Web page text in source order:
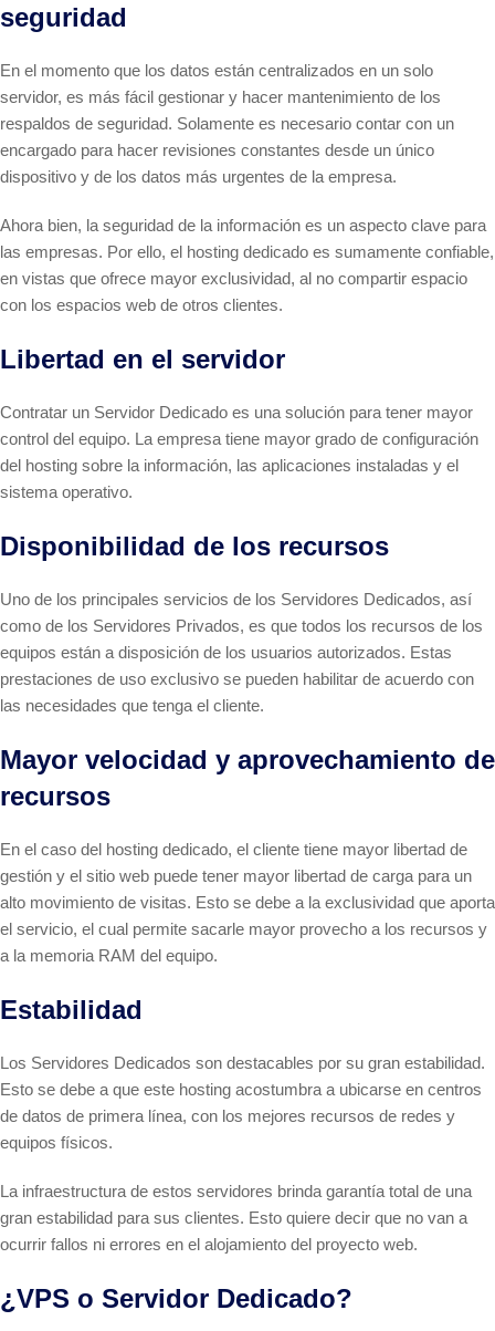
seguridad
En el momento que los datos están centralizados en un solo
servidor, es más fácil gestionar y hacer mantenimiento de los
respaldos de seguridad. Solamente es necesario contar con un
encargado para hacer revisiones constantes desde un único
dispositivo y de los datos más urgentes de la empresa.
Ahora bien, la seguridad de la información es un aspecto clave para
las empresas. Por ello, el hosting dedicado es sumamente confiable,
en vistas que ofrece mayor exclusividad, al no compartir espacio
con los espacios web de otros clientes.
Libertad en el servidor
Contratar un Servidor Dedicado es una solución para tener mayor
control del equipo. La empresa tiene mayor grado de configuración
del hosting sobre la información, las aplicaciones instaladas y el
sistema operativo.
Disponibilidad de los recursos
Uno de los principales servicios de los Servidores Dedicados, así
como de los Servidores Privados, es que todos los recursos de los
equipos están a disposición de los usuarios autorizados. Estas
prestaciones de uso exclusivo se pueden habilitar de acuerdo con
las necesidades que tenga el cliente.
Mayor velocidad y aprovechamiento de
recursos
En el caso del hosting dedicado, el cliente tiene mayor libertad de
gestión y el sitio web puede tener mayor libertad de carga para un
alto movimiento de visitas. Esto se debe a la exclusividad que aporta
el servicio, el cual permite sacarle mayor provecho a los recursos y
a la memoria RAM del equipo.
Estabilidad
Los Servidores Dedicados son destacables por su gran estabilidad.
Esto se debe a que este hosting acostumbra a ubicarse en centros
de datos de primera línea, con los mejores recursos de redes y
equipos físicos.
La infraestructura de estos servidores brinda garantía total de una
gran estabilidad para sus clientes. Esto quiere decir que no van a
ocurrir fallos ni errores en el alojamiento del proyecto web.
¿VPS o Servidor Dedicado?